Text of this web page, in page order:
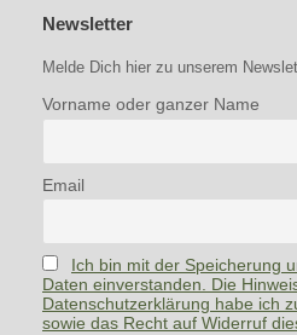
Newsletter
Melde Dich hier zu unserem
Vorname oder ganzer Name
Email
Ich bin mit der Speicherung
Daten einverstanden. Die
Datenschutzerklärung habe ich
sowie das Recht auf Widerruf